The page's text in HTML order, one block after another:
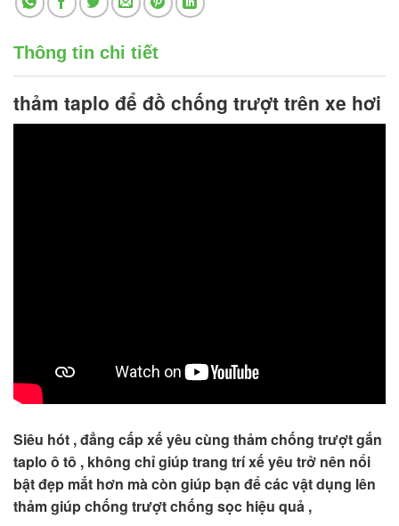
Thông tin chi tiết
thảm taplo để đồ chống trượt trên xe hơi
Siêu hót , đẳng cấp xế yêu cùng thảm chống trượt gắn
taplo ô tô , không chỉ giúp trang trí xế yêu trở nên nổi
bật đẹp mắt hơn mà còn giúp bạn để các vật dụng lên
thảm giúp chống trượt chống sọc hiệu quả ,